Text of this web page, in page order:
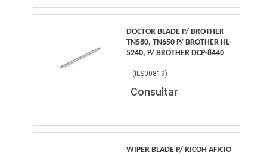
DOCTOR BLADE P/ BROTHER
TN580, TN650 P/ BROTHER HL-
5240, P/ BROTHER DCP-8440
(ILS00819)
Consultar
WIPER BLADE P/ RICOH AFICIO